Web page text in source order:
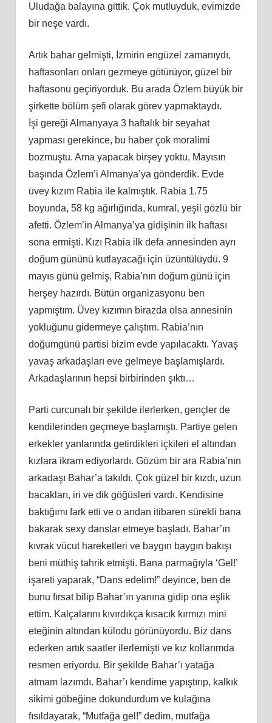
Uludağa balayına gittik. Çok mutluyduk, evimizde
bir neşe vardı.
Artık bahar gelmişti, İzmirin engüzel zamanıydı,
haftasonları onları gezmeye götürüyor, güzel bir
haftasonu geçiriyorduk. Bu arada Özlem büyük bir
şirkette bölüm şefi olarak görev yapmaktaydı.
İşi gereği Almanyaya 3 haftalık bir seyahat
yapması gerekince, bu haber çok moralimi
bozmuştu. Ama yapacak birşey yoktu, Mayısın
başında Özlem’i Almanya’ya gönderdik. Evde
üvey kızım Rabia ile kalmıştık. Rabia 1.75
boyunda, 58 kg ağırlığında, kumral, yeşil gözlü bir
afetti. Özlem’in Almanya’ya gidişinin ilk haftası
sona ermişti. Kızı Rabia ilk defa annesinden ayrı
doğum gününü kutlayacağı için üzüntülüydü. 9
mayıs günü gelmiş, Rabia’nın doğum günü için
herşey hazırdı. Bütün organizasyonu ben
yapmıştım. Üvey kızımın birazda olsa annesinin
yokluğunu gidermeye çalıştım. Rabia’nın
doğumgünü partisi bizim evde yapılacaktı. Yavaş
yavaş arkadaşları eve gelmeye başlamışlardı.
Arkadaşlarının hepsi birbirinden şıktı…
Parti curcunalı bir şekilde ilerlerken, gençler de
kendilerinden geçmeye başlamıştı. Partiye gelen
erkekler yanlarında getirdikleri içkileri el altından
kızlara ikram ediyorlardı. Gözüm bir ara Rabia’nın
arkadaşı Bahar’a takıldı. Çok güzel bir kızdı, uzun
bacakları, iri ve dik göğüsleri vardı. Kendisine
baktığımı fark etti ve o andan itibaren sürekli bana
bakarak sexy danslar etmeye başladı. Bahar’ın
kıvrak vücut hareketleri ve baygın baygın bakışı
beni müthiş tahrik etmişti. Bana parmağıyla ‘Gel!’
işareti yaparak, “Dans edelim!” deyince, ben de
bunu fırsat bilip Bahar’ın yanına gidip ona eşlik
ettim. Kalçalarını kıvırdıkça kısacık kırmızı mini
eteğinin altından külodu görünüyordu. Biz dans
ederken artık saatler ilerlemişti ve kız kollarımda
resmen eriyordu. Bir şekilde Bahar’ı yatağa
atmam lazımdı. Bahar’ı kendime yapıştırıp, kalkık
sikimi göbeğinedokundurdum ve kulağına
fısıldayarak, “Mutfağa gel!” dedim, mutfağa